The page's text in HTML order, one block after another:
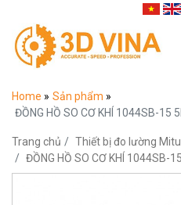
Home » Sản phẩm »
ĐỒNG HỒ SO CƠ KHÍ 1044SB-15
Trang chủ
Thiết bị đo lường
ĐỒNG HỒ SO CƠ KHÍ 1044SB-